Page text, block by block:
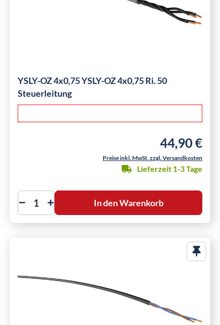
YSLY-OZ 4x0,75 YSLY-OZ 4x0,75 Ri. 50
Steuerleitung
Regulärer
44,90 €
Preise inkl. MwSt. zzgl. Versandkosten
Lieferzeit 1-3 Tage
In den Warenkorb